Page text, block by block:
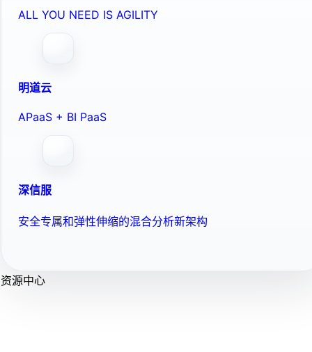
ALL YOU NEED IS AGILITY
明道云
APaaS + BI PaaS
深信服
安全专属和弹性伸缩的混合分析新架构
资源中心